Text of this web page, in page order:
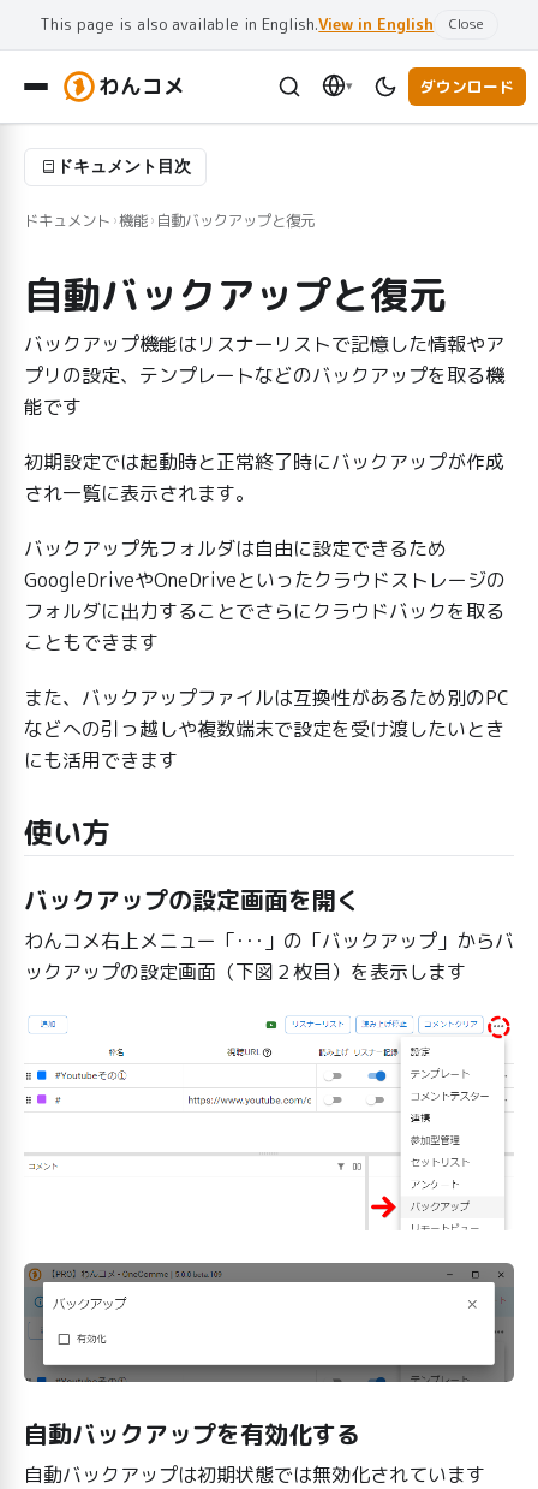
This page is also available in English.View in English Close
わんコメ ▾ ダウンロード
ドキュメント目次
ドキュメント ›機能 › 自動バックアップと復元
自動バックアップと復元
バックアップ機能はリスナーリストで記憶した情報やア
プリの設定、テンプレートなどのバックアップを取る機
能です
初期設定では起動時と正常終了時にバックアップが作成
され一覧に表示されます。
バックアップ先フォルダは自由に設定できるため
GoogleDriveやOneDriveといったクラウドストレージの
フォルダに出力することでさらにクラウドバックを取る
こともできます
また、バックアップファイルは互換性があるため別のPC
などへの引っ越しや複数端末で設定を受け渡したいとき
にも活用できます
使い方
バックアップの設定画面を開く
わんコメ右上メニュー「･･･」の「バックアップ」からバ
ックアップの設定画面（下図２枚目）を表示します
自動バックアップを有効化する
自動バックアップは初期状態では無効化されています